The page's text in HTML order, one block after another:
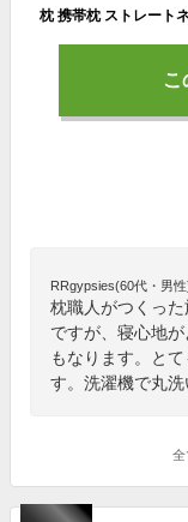
こ
RRgypsies(60代・男性
枕職人がつくっ
ですが、寝心地
もなります。と
す。洗濯機で丸洗
全